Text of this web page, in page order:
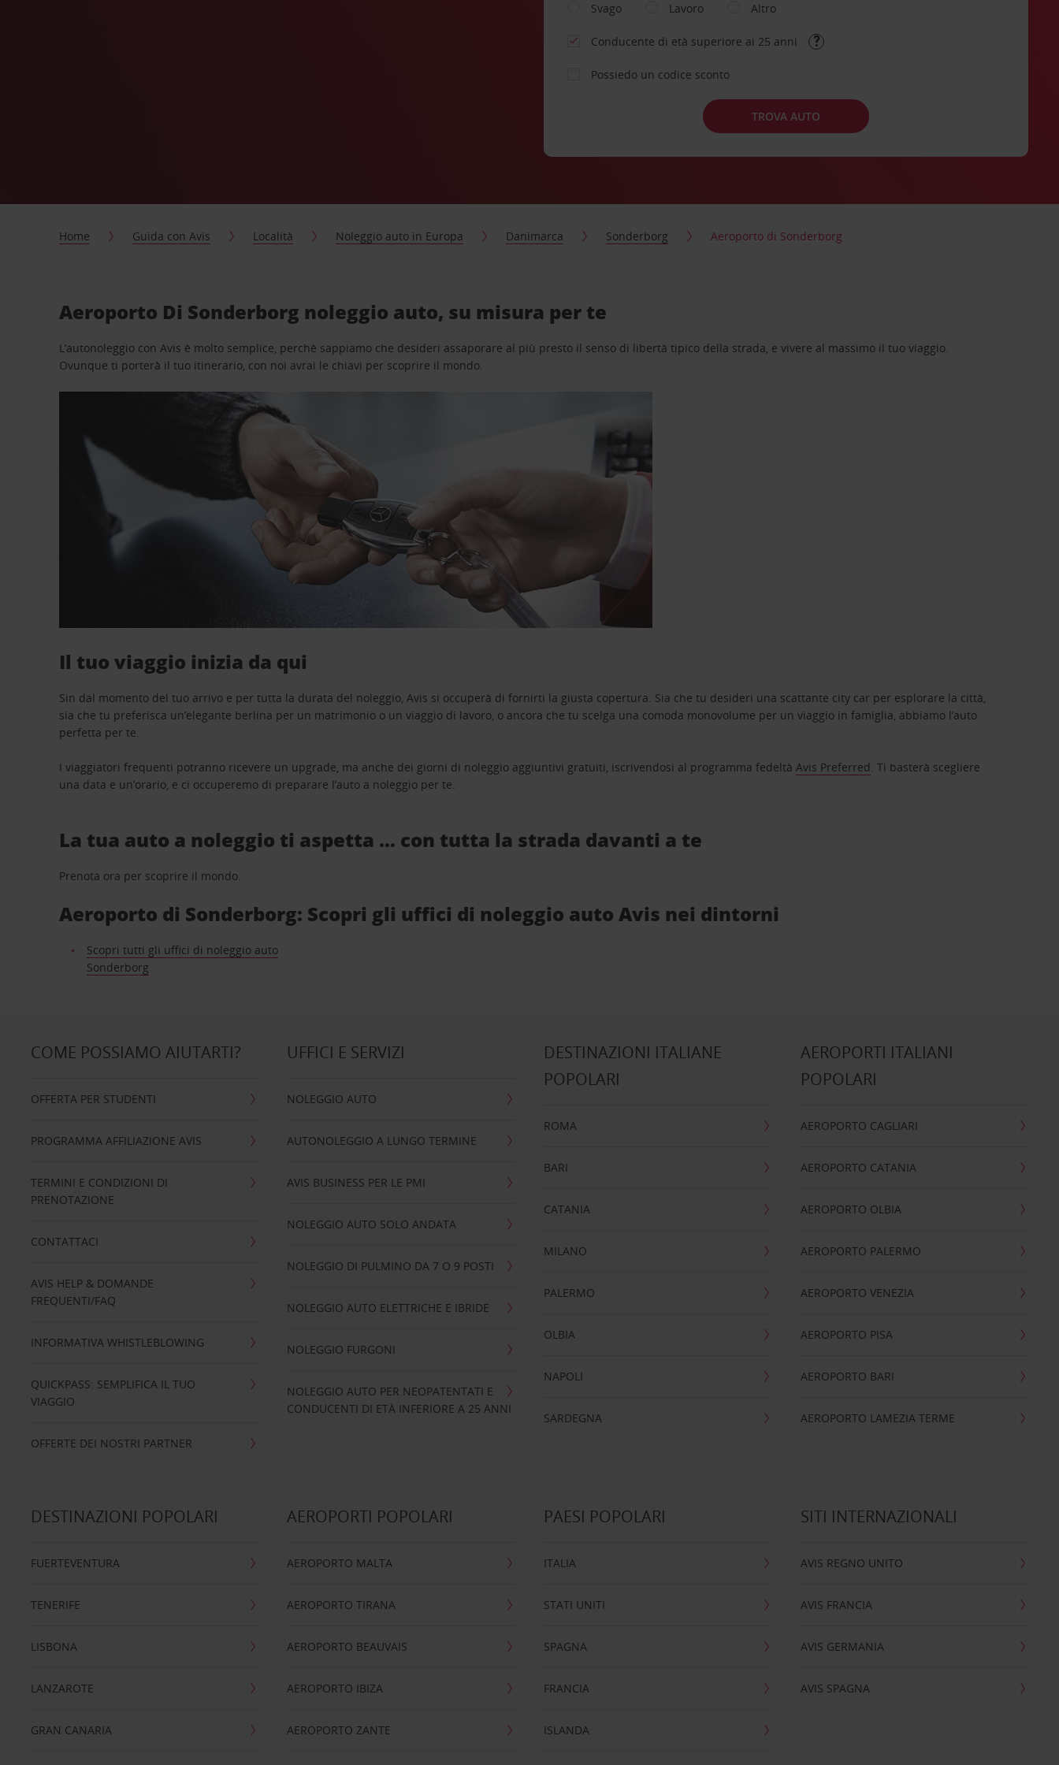
Svago
Lavoro Altro
Conducente di età superiore ai 25 anni
Possiedo un codice sconto
TROVA AUTO
Home Guida con Avis Località Noleggio auto in Europa Danimarca Sonderborg Aeroporto di Sonderborg
Aeroporto Di Sonderborg noleggio auto, su misura per te
L’autonoleggio con Avis è molto semplice, perchè sappiamo che desideri assaporare al più presto il senso di libertà tipico della strada, e vivere al massimo il tuo viaggio.
Ovunque ti porterà il tuo itinerario, con noi avrai le chiavi per scoprire il mondo.
Il tuo viaggio inizia da qui
Sin dal momento del tuo arrivo e per tutta la durata del noleggio, Avis si occuperà di fornirti la giusta copertura. Sia che tu desideri una scattante city car per esplorare la città,
sia che tu preferisca un’elegante berlina per un matrimonio o un viaggio di lavoro, o ancora che tu scelga una comoda monovolume per un viaggio in famiglia, abbiamo l’auto
perfetta per te.
I viaggiatori frequenti potranno ricevere un upgrade, ma anche dei giorni di noleggio aggiuntivi gratuiti, iscrivendosi al programma fedeltàAvis Preferred. Ti basterà scegliere
una data e un’orario, e ci occuperemo di preparare l’auto a noleggio per te.
La tua auto a noleggio ti aspetta … con tutta la strada davanti a te
Prenota ora per scoprire il mondo.
Aeroporto di Sonderborg: Scopri gli uffici di noleggio auto Avis nei dintorni
Scopri tutti gli uffici di noleggio auto
Sonderborg
COME POSSIAMO AIUTARTI?
OFFERTA PER STUDENTI
PROGRAMMA AFFILIAZIONE AVIS
TERMINI E CONDIZIONI DI
PRENOTAZIONE
CONTATTACI
AVIS HELP & DOMANDE
FREQUENTI/FAQ
INFORMATIVA WHISTLEBLOWING
QUICKPASS: SEMPLIFICA IL TUO
VIAGGIO
OFFERTE DEI NOSTRI PARTNER
UFFICI E SERVIZI
NOLEGGIO AUTO
AUTONOLEGGIO A LUNGO TERMINE
AVIS BUSINESS PER LE PMI
NOLEGGIO AUTO SOLO ANDATA
NOLEGGIO DI PULMINO DA 7 O 9 POSTI
NOLEGGIO AUTO ELETTRICHE E IBRIDE
NOLEGGIO FURGONI
NOLEGGIO AUTO PER NEOPATENTATI E
CONDUCENTI DI ETÀ INFERIORE A 25 ANNI
DESTINAZIONI ITALIANE
POPOLARI
ROMA
BARI
CATANIA
MILANO
PALERMO
OLBIA
NAPOLI
SARDEGNA
AEROPORTI ITALIANI
POPOLARI
AEROPORTO CAGLIARI
AEROPORTO CATANIA
AEROPORTO OLBIA
AEROPORTO PALERMO
AEROPORTO VENEZIA
AEROPORTO PISA
AEROPORTO BARI
AEROPORTO LAMEZIA TERME
DESTINAZIONI POPOLARI
FUERTEVENTURA
TENERIFE
LISBONA
LANZAROTE
GRAN CANARIA
AEROPORTI POPOLARI
AEROPORTO MALTA
AEROPORTO TIRANA
AEROPORTO BEAUVAIS
AEROPORTO IBIZA
AEROPORTO ZANTE
PAESI POPOLARI
ITALIA
STATI UNITI
SPAGNA
FRANCIA
ISLANDA
SITI INTERNAZIONALI
AVIS REGNO UNITO
AVIS FRANCIA
AVIS GERMANIA
AVIS SPAGNA